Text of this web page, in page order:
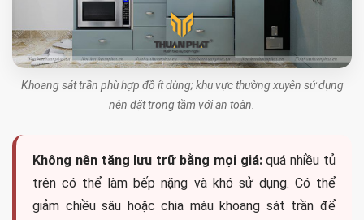
Khoang sát trần phù hợp đồ ít dùng; khu vực thường xuyên sử dụng
nên đặt trong tầm với an toàn.
Không nên tăng lưu trữ bằng mọi giá:quá nhiều tủ
trên có thể làm bếp nặng và khó sử dụng. Có thể
giảm chiều sâu hoặc chia màu khoang sát trần để